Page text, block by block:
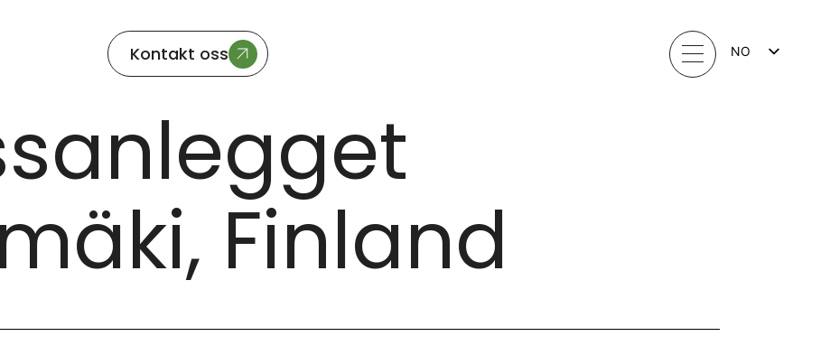
Kontakt oss
NO
Finland